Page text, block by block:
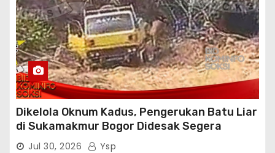
Dikelola Oknum Kadus, Pengerukan Batu Liar
di Sukamakmur Bogor Didesak Segera
Ditindak Hukum
Jul 30, 2026 Ysp